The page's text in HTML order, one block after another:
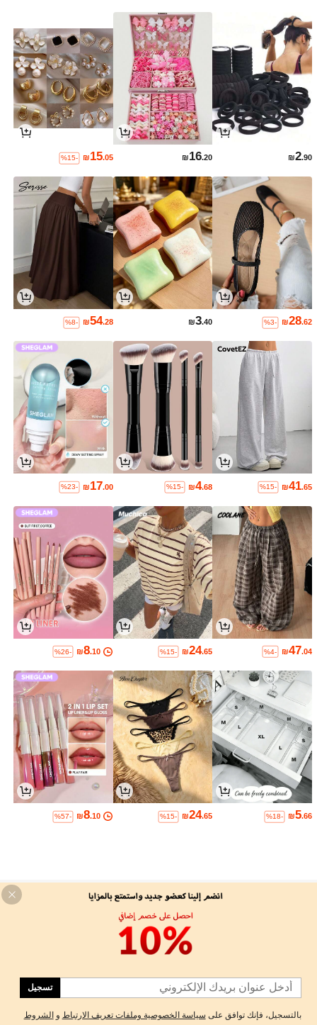
₪2.90
₪16.20
₪15.05
%15-
₪28.62
%3-
₪3.40
₪54.28
%8-
₪41.65
%15-
₪4.68
%15-
₪17.00
%23-
₪47.04
%4-
₪24.65
%15-
₪8.10
%26-
₪5.66
%18-
₪24.65
%15-
₪8.10
%57-
Here at MOTF, we are here to create a premium quality silk
collection that gives classic attire for everyone, starting with our
designer fashion that manufactures classic clothing with premium
quality...
تسجيل
بالتسجيل، فإنك توافق على سياسة الخصوصية وملفات تعريف الارتباط و الشروط